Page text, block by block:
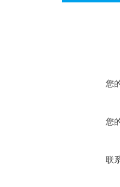
您
您
联